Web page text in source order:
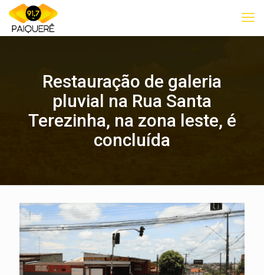
Restauração de galeria
pluvial na Rua Santa
Terezinha, na zona leste, é
concluída